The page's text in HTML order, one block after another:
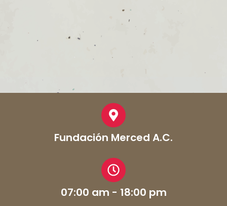
Fundación Merced A.C.
07:00 am - 18:00 pm